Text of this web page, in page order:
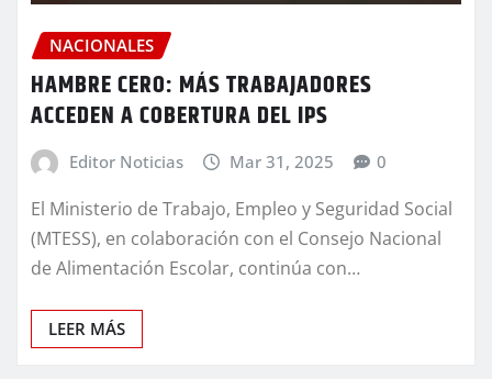
NACIONALES
HAMBRE CERO: MÁS TRABAJADORES
ACCEDEN A COBERTURA DEL IPS
Editor Noticias Mar 31, 2025 0
El Ministerio de Trabajo, Empleo y Seguridad Social
(MTESS), en colaboración con el Consejo Nacional
de Alimentación Escolar, continúa con…
LEER MÁS